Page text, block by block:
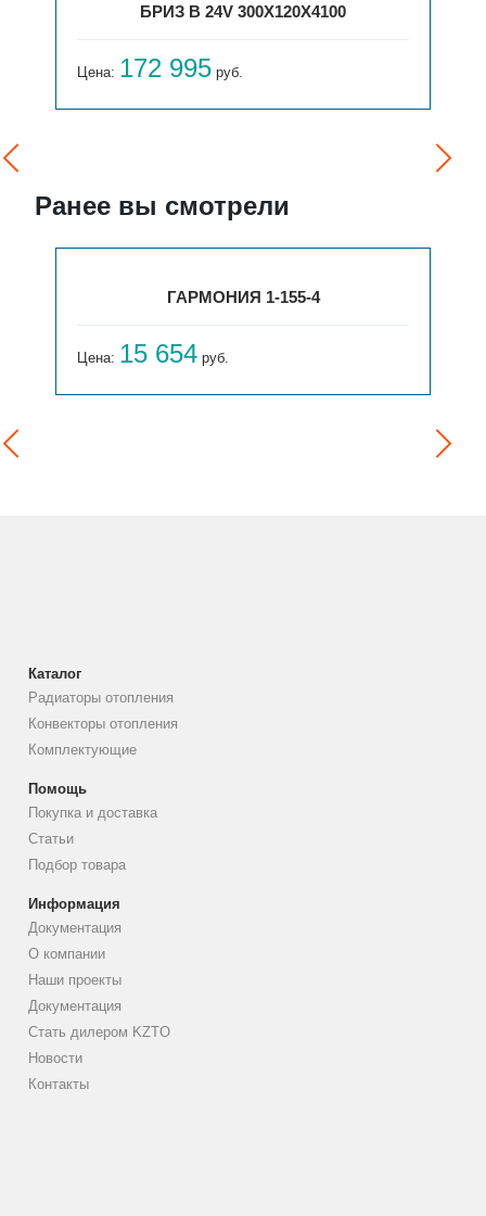
БРИЗ В 24V 300X120X4100
Цена: 172 995 руб.
Ранее вы смотрели
ГАРМОНИЯ 1-155-4
Цена: 15 654 руб.
Каталог
Радиаторы отопления
Конвекторы отопления
Комплектующие
Помощь
Покупка и доставка
Статьи
Подбор товара
Информация
Документация
О компании
Наши проекты
Документация
Стать дилером KZTO
Новости
Контакты